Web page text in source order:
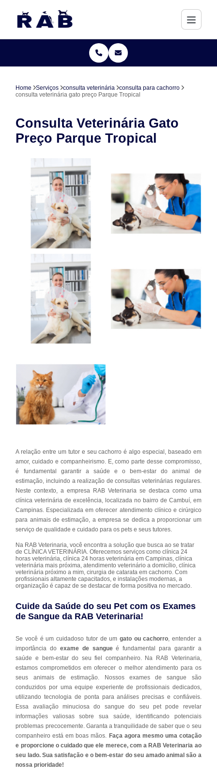
Home Serviços consulta veterinária
consulta para cachorro
consulta veterinária gato preço Parque Tropical
Consulta Veterinária Gato
Preço Parque Tropical
A relação entre um tutor e seu cachorro é algo especial, baseado em
amor, cuidado e companheirismo. E, como parte desse compromisso,
é fundamental garantir a saúde e o bem-estar do animal de
estimação, incluindo a realização de consultas veterinárias regulares.
Neste contexto, a empresa RAB Veterinaria se destaca como uma
clínica veterinária de excelência, localizada no bairro de Cambuí, em
Campinas. Especializada em oferecer atendimento clínico e cirúrgico
para animais de estimação, a empresa se dedica a proporcionar um
serviço de qualidade e cuidado para os pets e seus tutores.
Na RAB Veterinaria, você encontra a solução que busca ao se tratar
de CLÍNICA VETERINÁRIA. Oferecemos serviços como clínica 24
horas veterinária, clínica 24 horas veterinária em Campinas, clínica
veterinária mais próxima, atendimento veterinário a domicílio, clínica
veterinária próximo a mim, cirurgia de catarata em cachorro. Com
profissionais altamente capacitados, e instalações modernas, a
organização é capaz de se destacar de forma positiva no mercado.
Cuide da Saúde do seu Pet com os Exames
de Sangue da RAB Veterinaria!
Se você é um cuidadoso tutor de um gato ou cachorro , entender a
importância doexame de sangueé fundamental para garantir a
saúde e bem-estar do seu fiel companheiro. Na RAB Veterinaria,
estamos comprometidos em oferecer o melhor atendimento para os
seus animais de estimação. Nossos exames de sangue são
conduzidos por uma equipe experiente de profissionais dedicados,
utilizando tecnologia de ponta para análises precisas e confiáveis.
Essa avaliação minuciosa do sangue do seu pet pode revelar
informações valiosas sobre sua saúde, identificando potenciais
problemas precocemente. Garanta a tranquilidade de saber que o seu
companheiro está em boas mãos. Faça agora mesmo uma cotação
e proporcione o cuidado que ele merece, com a RAB Veterinaria ao
seu lado. Sua satisfação e o bem-estar do seu amado animal são a
nossa prioridade!